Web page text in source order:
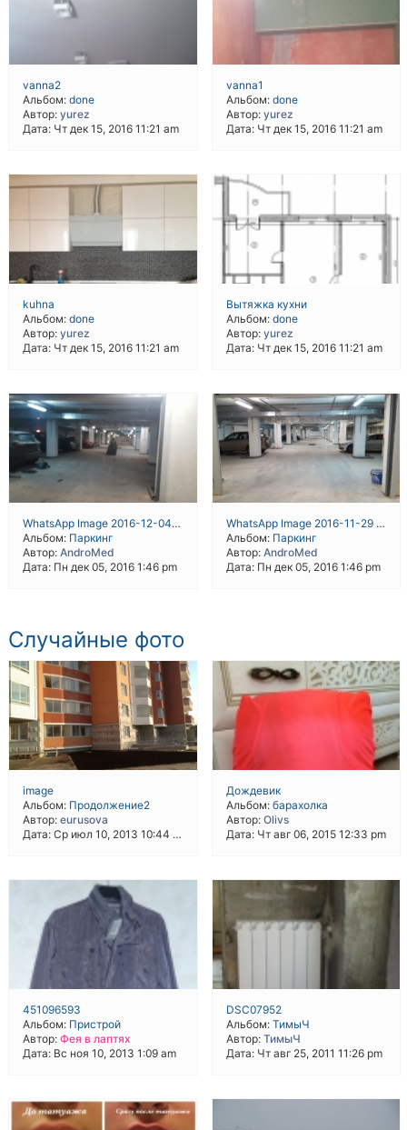
vanna2
Альбом: done
Автор: yurez
Дата: Чт дек 15, 2016 11:21 am
vanna1
Альбом: done
Автор: yurez
Дата: Чт дек 15, 2016 11:21 am
kuhna
Альбом: done
Автор: yurez
Дата: Чт дек 15, 2016 11:21 am
Вытяжка кухни
Альбом: done
Автор: yurez
Дата: Чт дек 15, 2016 11:21 am
WhatsApp Image 2016-12-04 at 19.43.21
Альбом: Паркинг
Автор: AndroMed
Дата: Пн дек 05, 2016 1:46 pm
WhatsApp Image 2016-11-29 at 18.30.51
Альбом: Паркинг
Автор: AndroMed
Дата: Пн дек 05, 2016 1:46 pm
Случайные фото
image
Альбом: Продолжение2
Автор: eurusova
Дата: Ср июл 10, 2013 10:44 pm
Дождевик
Альбом: барахолка
Автор: Olivs
Дата: Чт авг 06, 2015 12:33 pm
451096593
Альбом: Пристрой
Автор: Фея в лаптях
Дата: Вс ноя 10, 2013 1:09 am
DSC07952
Альбом: ТимыЧ
Автор: ТимыЧ
Дата: Чт авг 25, 2011 11:26 pm